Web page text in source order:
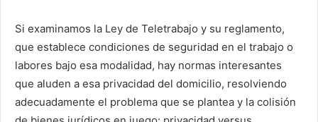
Si examinamos la Ley de Teletrabajo y su reglamento,
que establece condiciones de seguridad en el trabajo o
labores bajo esa modalidad, hay normas interesantes
que aluden a esa privacidad del domicilio, resolviendo
adecuadamente el problema que se plantea y la colisión